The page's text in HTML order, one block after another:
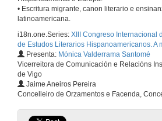
• Escritura migrante, canon literario e
latinoamericana.
i18n.one.Series: XIII Congreso Internacional
de Estudos Literarios Hispanoamericanos. A
Presenta: Mónica Valderrama Santomé
Vicerreitora de Comunicación e Relacións
de Vigo
Jaime Aneiros Pereira
Concelleiro de Orzamentos e Facenda,
Inauguración do
11 de set. de 2018
11 de set. de 2018